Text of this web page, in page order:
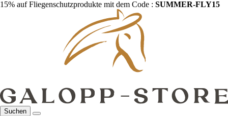
15% auf Fliegenschutzprodukte mit dem Code : SUMMER-FLY15
Suchen